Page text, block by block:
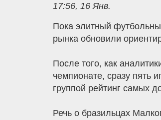
17:56, 16 Янв.
Пока элитный
рынка обновили
После того, как
чемпионате, сразу пять
группой рейтинг самых
Речь о бразильцах